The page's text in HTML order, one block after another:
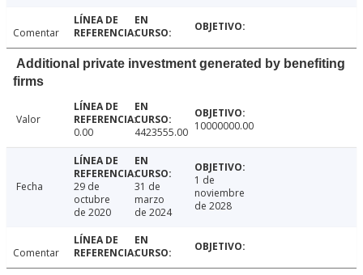
Comentar
Additional private investment generated by benefiting
firms
Valor
0.00
4423555.00 10000000.00
Fecha
29 de
octubre
de 2020
31 de
marzo
de 2024
1 de
noviembre
de 2028
Comentar